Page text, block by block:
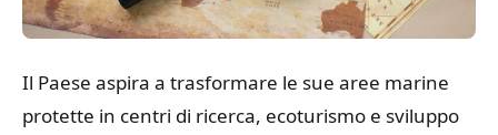
Il Paese aspira a trasformare le sue aree marine
protette in centri di ricerca, ecoturismo e sviluppo